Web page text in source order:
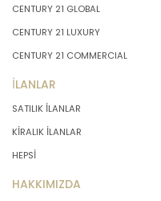
CENTURY 21 GLOBAL
CENTURY 21 LUXURY
CENTURY 21 COMMERCIAL
İLANLAR
SATILIK İLANLAR
KİRALIK İLANLAR
HEPSİ
HAKKIMIZDA